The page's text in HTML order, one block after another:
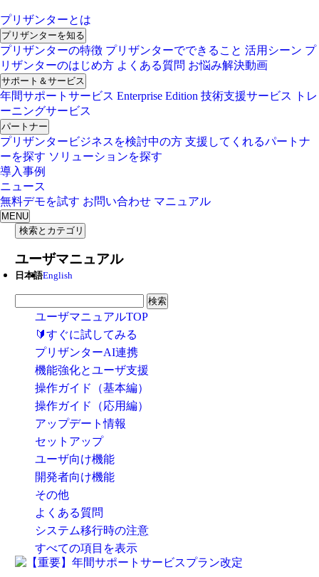
プリザンターとは
プリザンターを知る
プリザンターの特徴 プリザンターでできること 活用シーン プ
リザンターのはじめ方 よくある質問 お悩み解決動画
サポート＆サービス
年間サポートサービス Enterprise Edition 技術支援サービス
トレ
ーニングサービス
パートナー
プリザンタービジネスを検討中の方 支援してくれるパートナ
ーを探す ソリューションを探す
導入事例
ニュース
無料デモを試す お問い合わせ マニュアル
MENU
検索とカテゴリ
ユーザマニュアル
日本語English
検索
ユーザマニュアルTOP
🔰すぐに試してみる
プリザンターAI連携
機能強化とユーザ支援
操作ガイド（基本編）
操作ガイド（応用編）
アップデート情報
セットアップ
ユーザ向け機能
開発者向け機能
その他
よくある質問
システム移行時の注意
すべての項目を表示